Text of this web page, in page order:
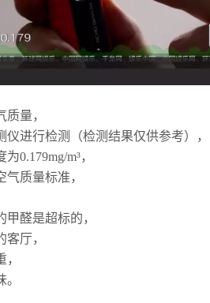
量，
进行检测（检测结果仅供参考），
0.179mg/m³，
质量标准，
醛是超标的，
厅，